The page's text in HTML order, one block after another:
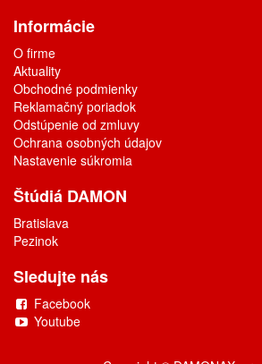
Informácie
O firme
Aktuality
Obchodné podmienky
Reklamačný poriadok
Odstúpenie od zmluvy
Ochrana osobných údajov
Nastavenie súkromia
Štúdiá DAMON
Bratislava
Pezinok
Sledujte nás
Facebook
Youtube